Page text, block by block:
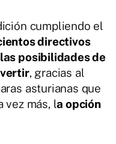
cumpliendo el
directivos
posibilidades de
, gracias al
asturianas que
vez más, la opción